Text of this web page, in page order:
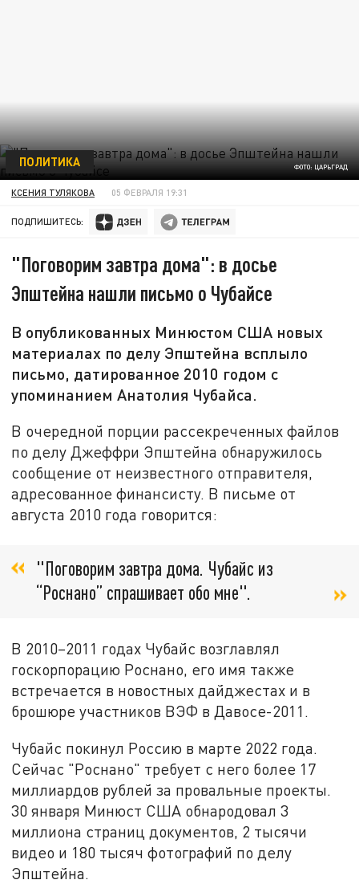
ФОТО: ЦАРЬГРАД
ПОЛИТИКА
КСЕНИЯ ТУЛЯКОВА 05 ФЕВРАЛЯ 19:31
ПОДПИШИТЕСЬ:
"Поговорим завтра дома": в досье
Эпштейна нашли письмо о Чубайсе
В опубликованных Минюстом США новых
материалах по делу Эпштейна всплыло
письмо, датированное 2010 годом с
упоминанием Анатолия Чубайса.
В очередной порции рассекреченных файлов
по делу Джеффри Эпштейна обнаружилось
сообщение от неизвестного отправителя,
адресованное финансисту. В письме от
августа 2010 года говорится:
"Поговорим завтра дома. Чубайс из
“Роснано” спрашивает обо мне".
В 2010–2011 годах Чубайс возглавлял
госкорпорацию Роснано, его имя также
встречается в новостных дайджестах и в
брошюре участников ВЭФ в Давосе-2011.
Чубайс покинул Россию в марте 2022 года.
Сейчас "Роснано" требует с него более 17
миллиардов рублей за провальные проекты.
30 января Минюст США обнародовал 3
миллиона страниц документов, 2 тысячи
видео и 180 тысяч фотографий по делу
Эпштейна.